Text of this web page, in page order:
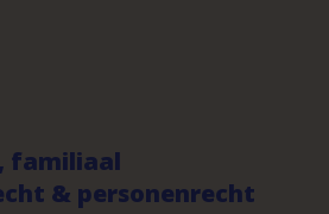
familiaal
& personenrecht